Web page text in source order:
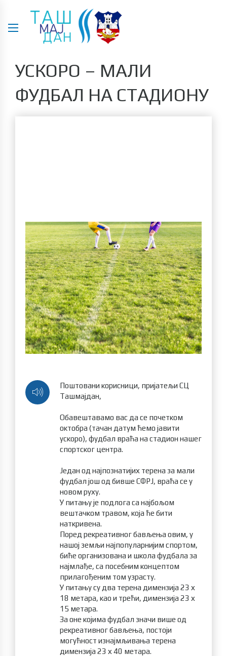
УСКОРО – МАЛИ
ФУДБАЛ НА СТАДИОНУ
Поштовани корисници, пријатељи СЦ
Ташмајдан,
Обавештавамо вас да се почетком
октобра (тачан датум ћемо јавити
ускоро), фудбал враћа на стадион нашег
спортског центра.
Један од најпознатијих терена за мали
фудбал још од бивше СФРЈ, враћа се у
новом руху.
У питању је подлога са најбољом
вештачком травом, која ће бити
наткривена.
Поред рекреативног бављења овим, у
нашој земљи најпопуларнијим спортом,
биће организована и школа фудбала за
најмлађе, са посебним концептом
прилагођеним том узрасту.
У питању су два терена димензија 23 х
18 метара, као и трећи, димензија 23 х
15 метара.
За оне којима фудбал значи више од
рекреативног бављења, постоји
могућност изнајмљивања терена
димензија 23 х 40 метара.